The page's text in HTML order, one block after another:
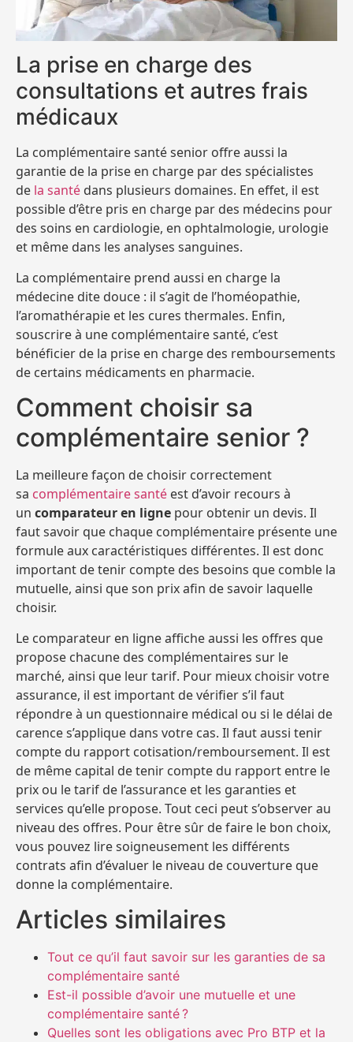
La prise en charge des
consultations et autres frais
médicaux
La complémentaire santé senior offre aussi la
garantie de la prise en charge par des spécialistes
de la santé dans plusieurs domaines. En effet, il est
possible d’être pris en charge par des médecins pour
des soins en cardiologie, en ophtalmologie, urologie
et même dans les analyses sanguines.
La complémentaire prend aussi en charge la
médecine dite douce : il s’agit de l’homéopathie,
l’aromathérapie et les cures thermales. Enfin,
souscrire à une complémentaire santé, c’est
bénéficier de la prise en charge des remboursements
de certains médicaments en pharmacie.
Comment choisir sa
complémentaire senior ?
La meilleure façon de choisir correctement
sa complémentaire santé est d’avoir recours à
un comparateur en ligne pour obtenir un devis. Il
faut savoir que chaque complémentaire présente une
formule aux caractéristiques différentes. Il est donc
important de tenir compte des besoins que comble la
mutuelle, ainsi que son prix afin de savoir laquelle
choisir.
Le comparateur en ligne affiche aussi les offres que
propose chacune des complémentaires sur le
marché, ainsi que leur tarif. Pour mieux choisir votre
assurance, il est important de vérifier s’il faut
répondre à un questionnaire médical ou si le délai de
carence s’applique dans votre cas. Il faut aussi tenir
compte du rapport cotisation/remboursement. Il est
de même capital de tenir compte du rapport entre le
prix ou le tarif de l’assurance et les garanties et
services qu’elle propose. Tout ceci peut s’observer au
niveau des offres. Pour être sûr de faire le bon choix,
vous pouvez lire soigneusement les différents
contrats afin d’évaluer le niveau de couverture que
donne la complémentaire.
Articles similaires
Tout ce qu’il faut savoir sur les garanties de sa
complémentaire santé
Est-il possible d’avoir une mutuelle et une
complémentaire santé ?
Quelles sont les obligations avec Pro BTP et la